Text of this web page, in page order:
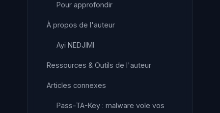
Pour approfondir
À propos de l'auteur
Ayi NEDJIMI
Ressources & Outils de l'auteur
Articles connexes
Pass-TA-Key : malware vole vos